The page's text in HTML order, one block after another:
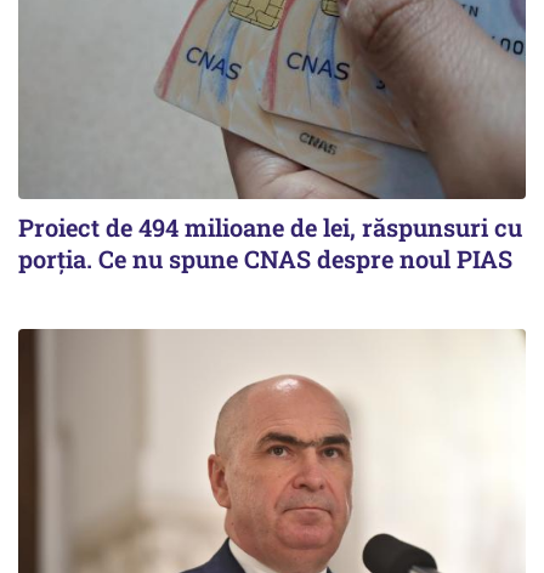
Proiect de 494 milioane de lei, răspunsuri cu
porția. Ce nu spune CNAS despre noul PIAS